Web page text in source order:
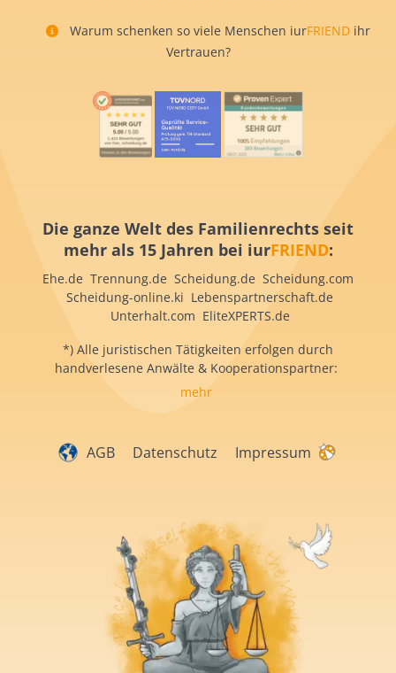
Warum schenken so viele Menschen iurFRIEND ihr
Vertrauen?
Die ganze Welt des Familienrechts seit
mehr als 15 Jahren bei iurFRIEND:
Ehe.de Trennung.de Scheidung.de Scheidung.com
Scheidung-online.ki Lebenspartnerschaft.de
Unterhalt.com EliteXPERTS.de
*) Alle juristischen Tätigkeiten erfolgen durch
handverlesene Anwälte & Kooperationspartner:
mehr
AGB Datenschutz Impressum